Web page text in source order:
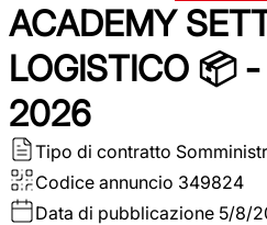
ACADEMY
LOGISTICO 📦
2026
Tipo di contratto
Codice annuncio 349824
Data di pubblicazione 5/8/